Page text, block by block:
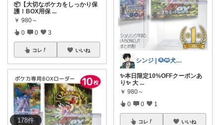
178件
📦【大切なポケカをしっかり保
護！BOX用保 ...
￥ 980～
0 0 3
コレ いいね
シンジ | 🐶🐱犬猫愛好家
✨本日限定10%OFFクーポンあ
り✨ 大 ...
￥ 980～
0 0 1
コレ いいね